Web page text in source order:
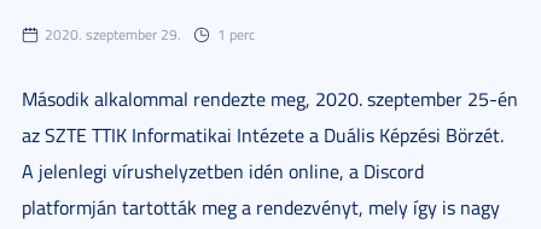
2020. szeptember 29. 1 perc
Második alkalommal rendezte meg, 2020. szeptember 25-én
az SZTE TTIK Informatikai Intézete a Duális Képzési Börzét.
A jelenlegi vírushelyzetben idén online, a Discord
platformján tartották meg a rendezvényt, mely így is nagy